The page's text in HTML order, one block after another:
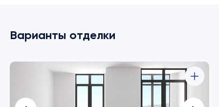
Варианты отделки